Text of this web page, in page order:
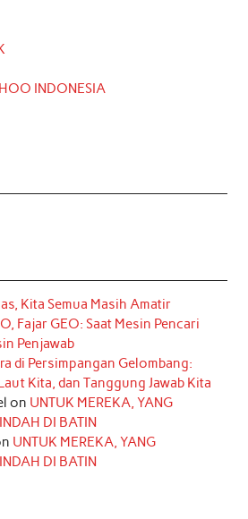
INDONESIA
Kita Semua Masih Amatir
Fajar GEO: Saat Mesin Pencari
Penjawab
di Persimpangan Gelombang:
Kita, dan Tanggung Jawab Kita
on UNTUK MEREKA, YANG
DI BATIN
UNTUK MEREKA, YANG
DI BATIN